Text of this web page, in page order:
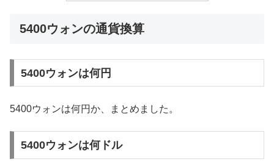
5400ウォンの通貨換算
5400ウォンは何円
5400ウォンは何円か、まとめました。
5400ウォンは何ドル